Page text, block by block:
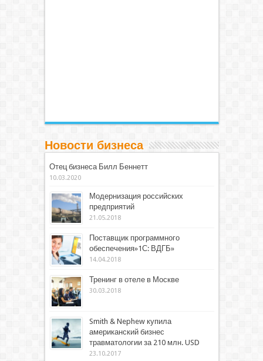
Новости бизнеса
Отец бизнеса Билл Беннетт
10.03.2020
Модернизация российских
предприятий
21.05.2018
Поставщик программного
обеспечения»1С: ВДГБ»
14.04.2018
Тренинг в отеле в Москве
30.03.2018
Smith & Nephew купила
американский бизнес
травматологии за 210 млн. USD
23.10.2017